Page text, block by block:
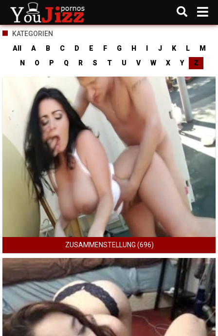
KATEGORIEN
All
A B C D E F G H J K L
M
N
O P Q R S T U V W X Y Z
ZUSAMMENSTELLUNG (696)